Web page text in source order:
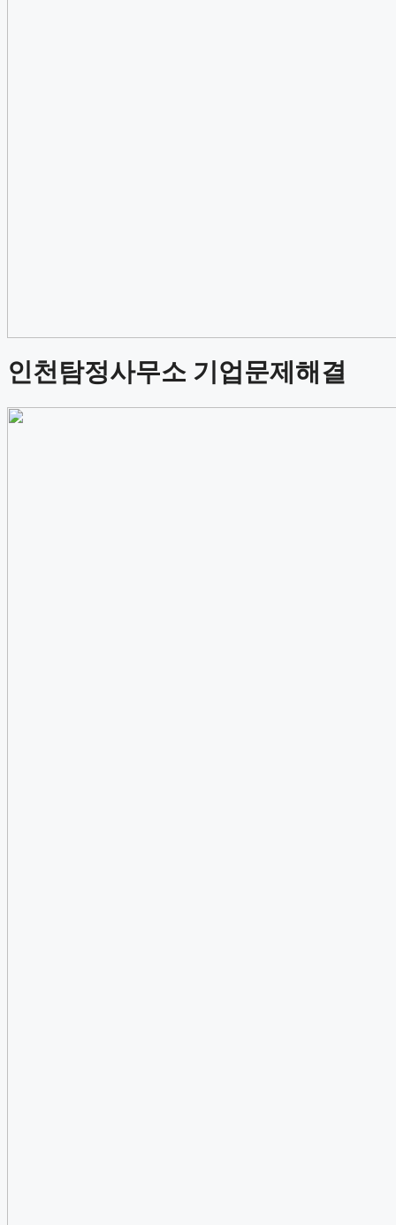
인천탐정사무소 기업문제해결